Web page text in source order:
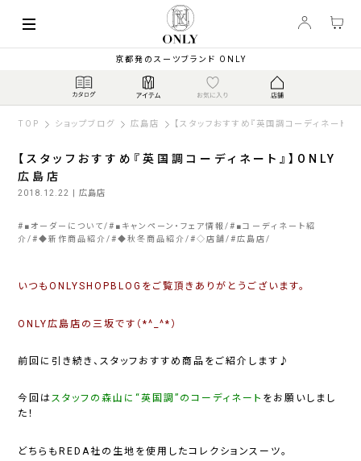
京都発のスーツブランド ONLY
TOP ショップブログ 広島店 【スタッフおすすめ『英国調コーディネート
【スタッフおすすめ『英国調コーディネート』】ONLY
広島店
2018.12.22 | 広島店
# ■オーダーについて # ■キャンペーン・フェア情報 # ■コーディネート紹
介 #◆新作商品紹介 #◆秋冬商品紹介 #◇店舗 #広島店
いつもONLYSHOPBLOGをご覧頂きありがとうございます。
ONLY広島店の三坂です（*^_^*）
前回に引き続き、スタッフおすすめ商品をご紹介します♪
今回はスタッフの森山に“英国調”のコーディネート をお願いしまし
た！
どちらもREDA社の生地を使用したコレクションスーツ。